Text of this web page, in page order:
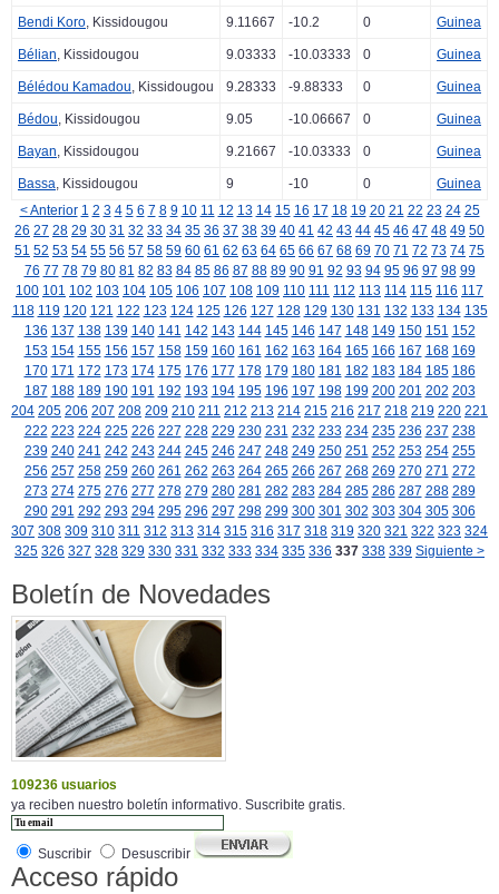
Bendi Koro, Kissidougou 9.11667 -10.2 0 Guinea
Bélian, Kissidougou 9.03333 -10.03333 0 Guinea
Bélédou Kamadou, Kissidougou 9.28333 -9.88333 0 Guinea
Bédou, Kissidougou 9.05 -10.06667 0 Guinea
Bayan, Kissidougou 9.21667 -10.03333 0 Guinea
Bassa, Kissidougou 9 -10 0
Guinea
< Anterior 1 2 3 4 5 6 7 8 9 10 11 12 13 14 15 16 17 18 19 20 21 22 23 24 25
26 27 28 29 30 31 32 33 34 35 36 37 38 39 40 41 42 43 44 45 46 47 48 49 50
51 52 53 54 55 56 57 58 59 60 61 62 63 64 65 66 67 68 69 70 71 72 73 74 75
76 77 78 79 80 81 82 83 84 85 86 87 88 89 90 91 92 93 94 95 96 97 98 99
100 101 102 103 104 105 106 107 108 109 110 111 112 113 114 115 116 117
118 119 120 121 122 123 124 125 126 127 128 129 130 131 132 133 134 135
136 137 138 139 140 141 142 143 144 145 146 147 148 149 150 151 152
153 154 155 156 157 158 159 160 161 162 163 164 165 166 167 168 169
170 171 172 173 174 175 176 177 178 179 180 181 182 183 184 185 186
187 188 189 190 191 192 193 194 195 196 197 198 199 200 201 202 203
204 205 206 207 208 209 210 211 212 213 214 215 216 217 218 219 220 221
222 223 224 225 226 227 228 229 230 231 232 233 234 235 236 237 238
239 240 241 242 243 244 245 246 247 248 249 250 251 252 253 254 255
256 257 258 259 260 261 262 263 264 265 266 267 268 269 270 271 272
273 274 275 276 277 278 279 280 281 282 283 284 285 286 287 288 289
290 291 292 293 294 295 296 297 298 299 300 301 302 303 304 305 306
307 308 309 310 311 312 313 314 315 316 317 318 319 320 321 322 323 324
325 326 327 328 329 330 331 332 333 334 335 336 337 338 339 Siguiente >
Boletín de Novedades
109236 usuarios
ya reciben nuestro boletín informativo. Suscribite gratis.
Suscribir Desuscribir
Acceso rápido